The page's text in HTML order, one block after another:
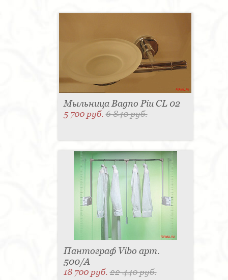
Мыльница Bagno Piu CL 02
5 700 руб.6 840 руб.
Пантограф Vibo арт.
500/A
18 700 руб.22 440 руб.